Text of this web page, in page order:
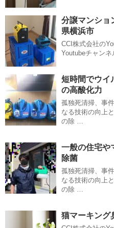
分譲マンショ
県横浜市
CCI株式会社の
Youtubeチャン
短時間でウイ
の高酸化力
孤独死清掃、事
なる技術の向上
の除 …
一般の住宅や
除菌
孤独死清掃、事
なる技術の向上
の除 …
猫マーキング